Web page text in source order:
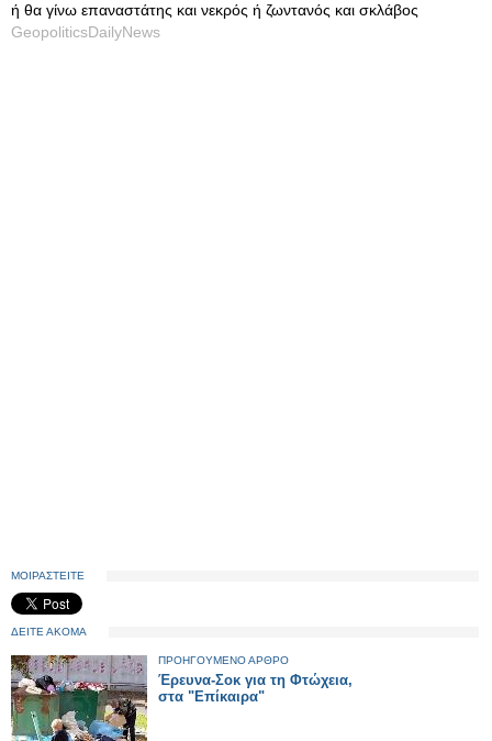
ή θα γίνω επαναστάτης και νεκρός ή ζωντανός και σκλάβος
GeopoliticsDailyNews
ΜΟΙΡΑΣΤΕΙΤΕ
ΔΕΙΤΕ ΑΚΟΜΑ
ΠΡΟΗΓΟΥΜΕΝΟ ΑΡΘΡΟ
Έρευνα-Σοκ για τη Φτώχεια,
στα "Επίκαιρα"